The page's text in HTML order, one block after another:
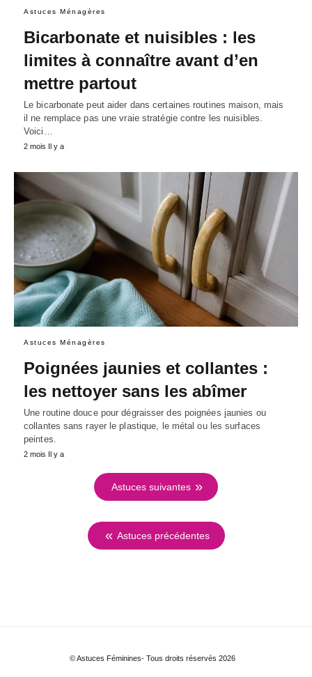
Astuces Ménagères
Bicarbonate et nuisibles : les
limites à connaître avant d’en
mettre partout
Le bicarbonate peut aider dans certaines routines maison, mais
il ne remplace pas une vraie stratégie contre les nuisibles.
Voici…
2 mois Il y a
Astuces Ménagères
Poignées jaunies et collantes :
les nettoyer sans les abîmer
Une routine douce pour dégraisser des poignées jaunies ou
collantes sans rayer le plastique, le métal ou les surfaces
peintes.
2 mois Il y a
Astuces suivantes
Astuces précédentes
© Astuces Féminines- Tous droits réservés 2026